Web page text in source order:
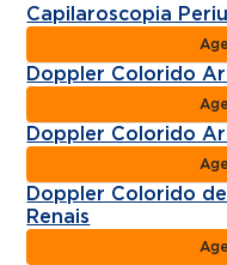
Capilaroscopia
Doppler Colorido
Doppler Colorido
Doppler Colorido
Renais